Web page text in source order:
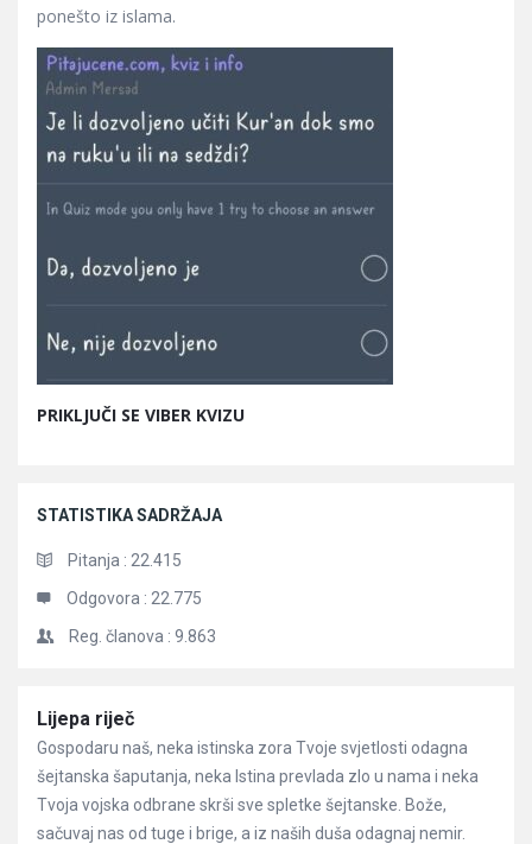
ponešto iz islama.
PRIKLJUČI SE VIBER KVIZU
STATISTIKA SADRŽAJA
Pitanja : 22.415
Odgovora : 22.775
Reg. članova : 9.863
Članci
Lijepa riječ
Gospodaru naš, neka istinska zora Tvoje svjetlosti odagna
šejtanska šaputanja, neka Istina prevlada zlo u nama i neka
Tvoja vojska odbrane skrši sve spletke šejtanske. Bože,
sačuvaj nas od tuge i brige, a iz naših duša odagnaj nemir.